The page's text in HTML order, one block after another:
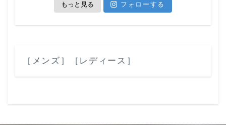
もっと見る フォローする
［メンズ］ ［レディース］